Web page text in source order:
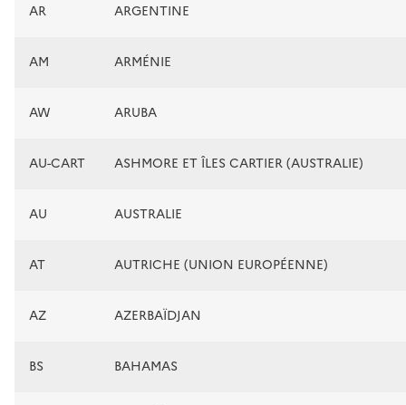
AR ARGENTINE
AM ARMÉNIE
AW ARUBA
AU-CART ASHMORE ET ÎLES CARTIER (AUSTRALIE)
AU AUSTRALIE
AT AUTRICHE (UNION EUROPÉENNE)
AZ AZERBAÏDJAN
BS BAHAMAS